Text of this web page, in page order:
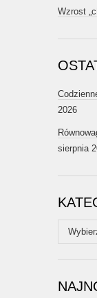
Wzrost
2026
sierpnia
Kategoria